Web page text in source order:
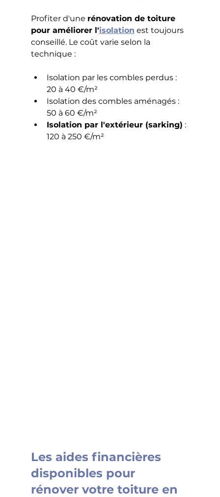
Profiter d'une rénovation de toiture
pour améliorer l'isolation est toujours
conseillé. Le coût varie selon la
technique :
Isolation par les combles perdus :
20 à 40 €/m²
Isolation des combles aménagés :
50 à 60 €/m²
Isolation par l'extérieur (sarking) :
120 à 250 €/m²
Les aides financières
disponibles pour
rénover votre toiture en